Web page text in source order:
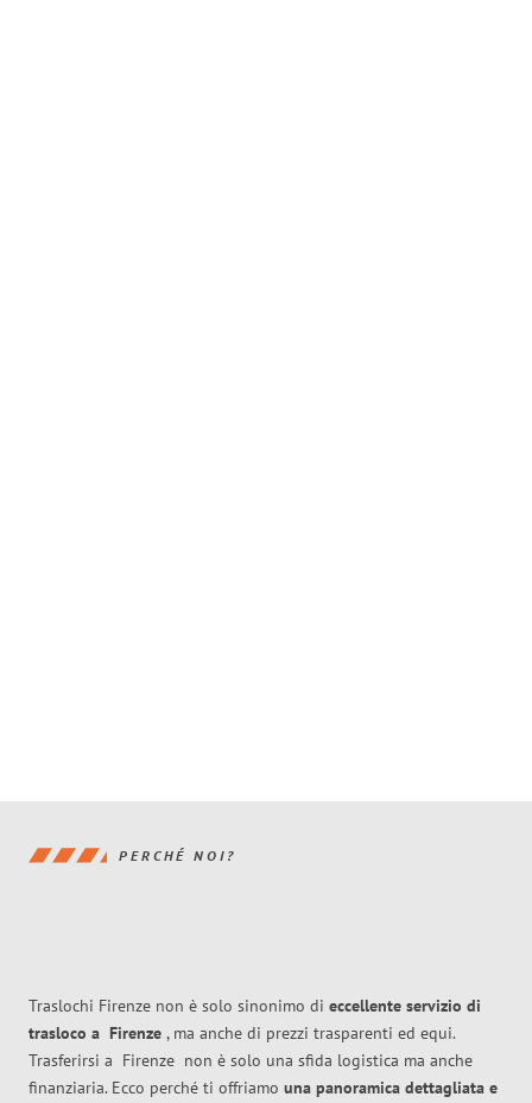
PERCHÉ NOI?
Traslochi Firenze non è solo sinonimo di eccellente servizio di
trasloco a Firenze , ma anche di prezzi trasparenti ed equi.
Trasferirsi a Firenze non è solo una sfida logistica ma anche
finanziaria. Ecco perché ti offriamo una panoramica dettagliata e